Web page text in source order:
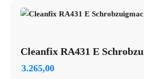
Cleanfix RA431 E
3.265,00